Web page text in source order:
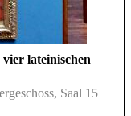
lateinischen
Saal 15